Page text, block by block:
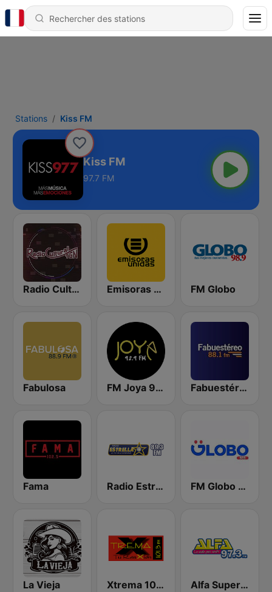
Stations Kiss FM
Kiss FM
97.7 FM
Radio Cultural TGN Emisoras Unidas FM Globo
Fabulosa FM Joya 92.9 Fabuestéreo 88.1 FM
Fama Radio Estrella FM Globo 98.9
La Vieja Xtrema 101.3 FM Alfa Super Stereo